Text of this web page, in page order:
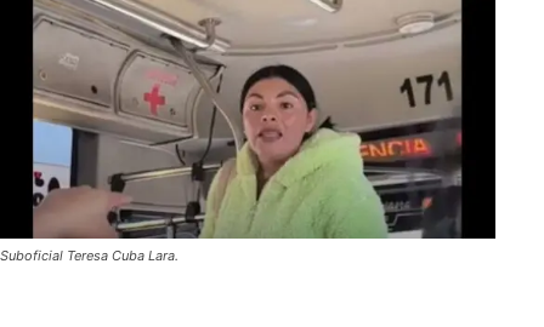
Suboficial Teresa Cuba Lara.